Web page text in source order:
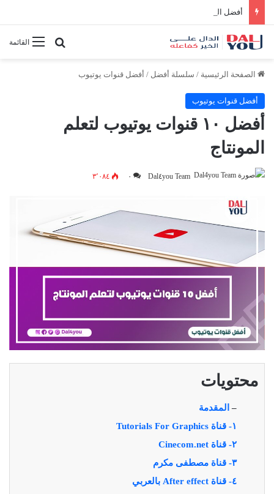
أفضل النصائح لإدارة الوقت بفعالية
القائمةبحث عن
الصفحة الرئيسية / سلسلة أفضل / أفضل قنوات يوتيوب
أفضل قنوات يوتيوب
أفضل ١٠ قنوات يوتيوب لتعلم
المونتاج
Dal٤you Team ٠ ٣٬٠٨٤
محتويات
– المقدمة
١- قناة Tutorials For Graphics
٢- قناة Cinecom.net
٣- قناة مصطفى مكرم
٤- قناة After effect بالعربي